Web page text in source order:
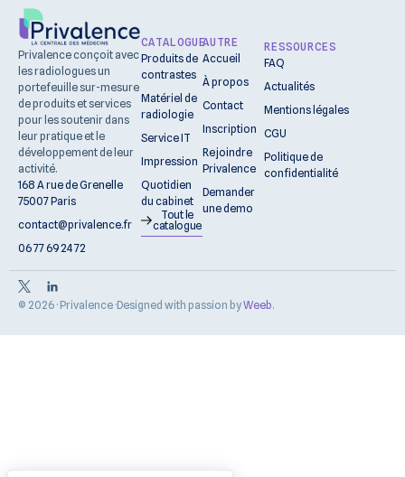
Privalence conçoit avec
les radiologues un
portefeuille sur-mesure
de produits et services
pour les soutenir dans
leur pratique et le
développement de leur
activité.
168 A rue de Grenelle
75007 Paris
contact@privalence.fr
06 77 69 24 72
CATALOGUE
Produits de
contrastes
Matériel de
radiologie
Service IT
Impression
Quotidien
du cabinet
Tout le
catalogue
AUTRE
Accueil
À propos
Contact
Inscription
Rejoindre
Privalence
Demander
une demo
RESSOURCES
FAQ
Actualités
Mentions légales
CGU
Politique de
confidentialité
© 2026 · Privalence ·Designed with passion byWeeb.